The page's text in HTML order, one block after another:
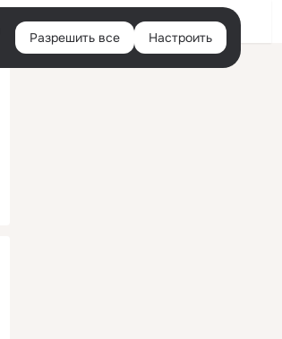
Войти
Разрешить все Настроить